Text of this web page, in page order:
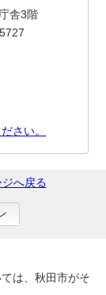
舎3階
さい。
ジへ戻る
は、秋田市がそ